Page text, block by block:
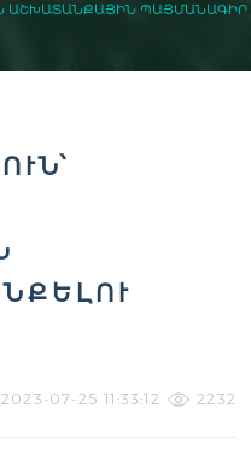
ԱՇԽԱՏԱՆՔԱՅԻՆ ՊԱՅՄԱՆԱԳԻՐ
2023-07-25 11:33:12 2232